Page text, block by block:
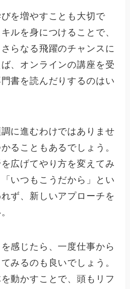
を増やすことも大切で
ルを身につけることで、
らなる飛躍のチャンスに
、オンラインの講座を受
書を読んだりするのはい
に進むわけではありませ
ることもあるでしょう。
広げてやり方を変えてみ
いつもこうだから」とい
ず、新しいアプローチを
感じたら、一度仕事から
みるのも良いでしょう。
動かすことで、頭もリフ